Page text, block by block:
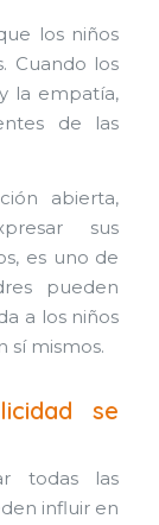
los niños
Cuando los
la empatía,
de las
abierta,
sus
es uno de
pueden
a los niños
sí mismos.
se
todas las
influir en